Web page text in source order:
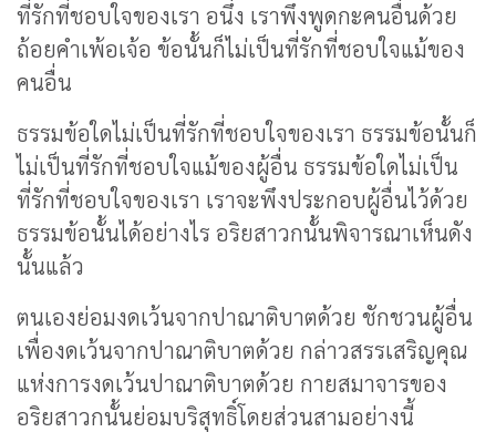
ที่รักที่ชอบใจของเรา อนึ่ง เราพึงพูดกะคนอื่นด้วย
ถ้อยคำเพ้อเจ้อ ข้อนั้นก็ไม่เป็นที่รักที่ชอบใจแม้ของ
คนอื่น
ธรรมข้อใดไม่เป็นที่รักที่ชอบใจของเรา ธรรมข้อนั้นก็
ไม่เป็นที่รักที่ชอบใจแม้ของผู้อื่น ธรรมข้อใดไม่เป็น
ที่รักที่ชอบใจของเรา เราจะพึงประกอบผู้อื่นไว้ด้วย
ธรรมข้อนั้นได้อย่างไร อริยสาวกนั้นพิจารณาเห็นดัง
นั้นแล้ว
ตนเองย่อมงดเว้นจากปาณาติบาตด้วย ชักชวนผู้อื่น
เพื่องดเว้นจากปาณาติบาตด้วย กล่าวสรรเสริญคุณ
แห่งการงดเว้นปาณาติบาตด้วย กายสมาจารของ
อริยสาวกนั้นย่อมบริสุทธิ์โดยส่วนสามอย่างนี้